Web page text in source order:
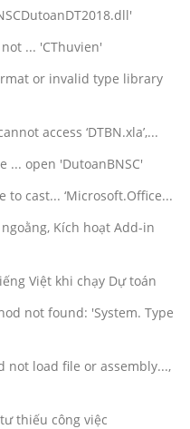
... 'CThuvien'
or invalid type library
access ‘DTBN.xla’,...
... open 'DutoanBNSC'
to cast... ‘Microsoft.Office...
Kích hoạt Add-in
Việt khi chạy Dự toán
not found: 'System. Type
not load file or assembly...,
thiếu công việc